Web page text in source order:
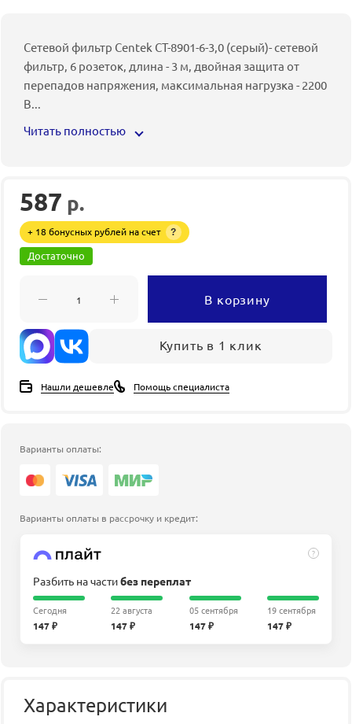
Сетевой фильтр Centek CT-8901-6-3,0 (серый)- сетевой
фильтр, 6 розеток, длина - 3 м, двойная защита от
перепадов напряжения, максимальная нагрузка - 2200
В...
Читать полностью
587 р.
+ 18 бонусных рублей на счет ?
Достаточно
В корзину
Купить в 1 клик
Нашли дешевле Помощь специалиста
Варианты оплаты:
Варианты оплаты в рассрочку и кредит:
?
Разбить на частибез переплат
Сегодня
147 ₽
22 августа
147 ₽
05 сентября
147 ₽
19 сентября
147 ₽
Характеристики